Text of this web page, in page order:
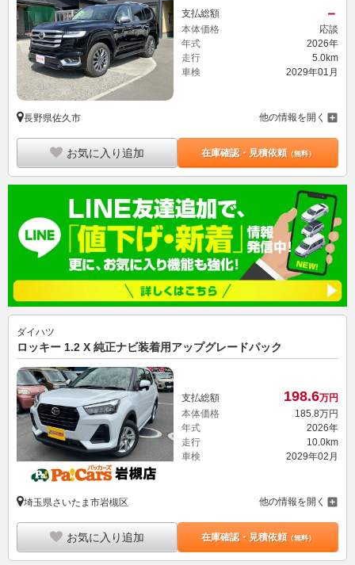
支払総額 －
本体価格
応談
年式
2026年
走行
5.0km
車検
2029年01月
長野県佐久市 他の情報を開く
お気に入り追加 在庫確認・見積依頼（無料）
ダイハツ
ロッキー 1.2 X 純正ナビ装着用アップグレードパック
支払総額 198.6万円
本体価格
185.8万円
年式
2026年
走行
10.0km
車検
2029年02月
埼玉県さいたま市岩槻区 他の情報を開く
お気に入り追加 在庫確認・見積依頼（無料）